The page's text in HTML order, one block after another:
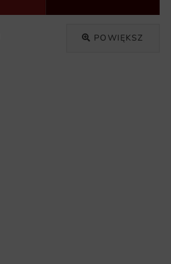
POWIĘKSZ